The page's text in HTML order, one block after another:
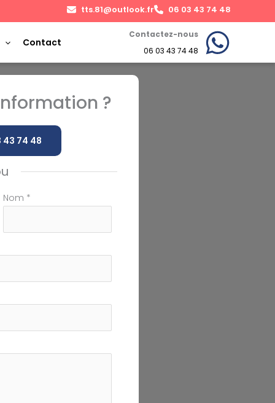
tts.81@outlook.fr 06 03 43 74 48
Contact
Contactez-nous
06 03 43 74 48
?
43 74 48
Nom *